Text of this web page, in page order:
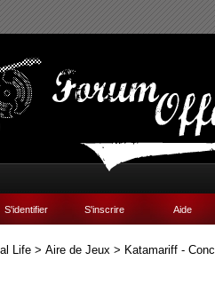
S'identifier S'inscrire Aide
Life > Aire de Jeux > Katamariff -